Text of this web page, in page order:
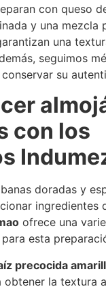
con queso
y una mezcla
una
seguimos
su
con los
doradas y
ingredientes
ofrece una
esta
precocida
obtener la textura